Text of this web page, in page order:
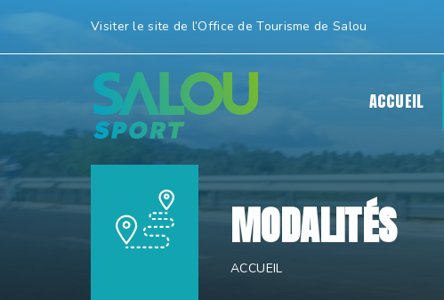
Visiter le site de l’Office de Tourisme de Salou
ACCUEIL
MODALITÉS
ACCUEIL